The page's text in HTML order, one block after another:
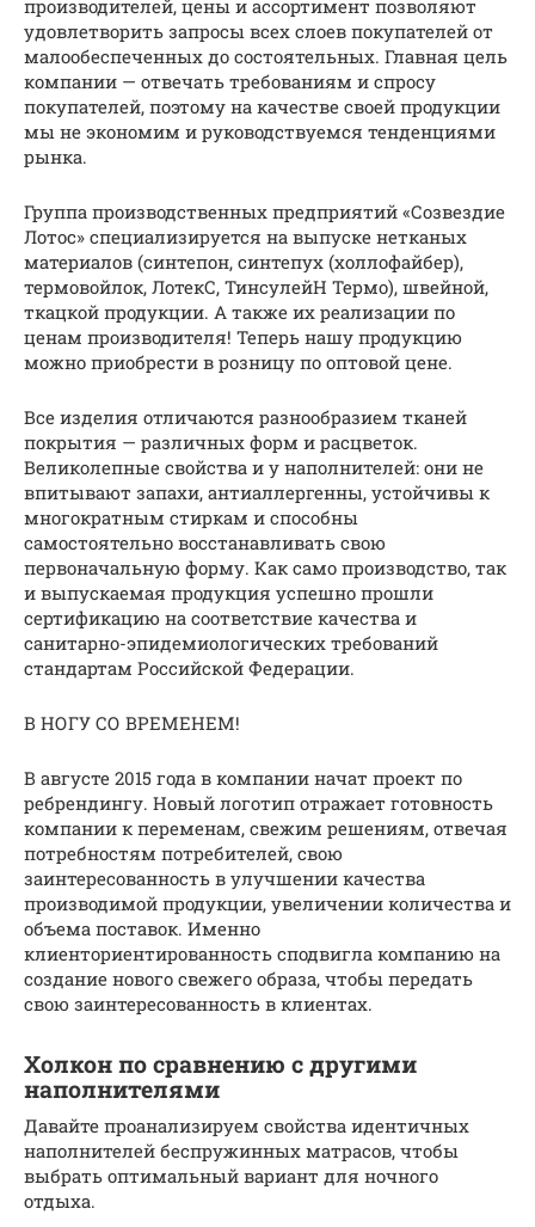
производителей, цены и ассортимент позволяют
удовлетворить запросы всех слоев покупателей от
малообеспеченных до состоятельных. Главная цель
компании — отвечать требованиям и спросу
покупателей, поэтому на качестве своей продукции
мы не экономим и руководствуемся тенденциями
рынка.
Группа производственных предприятий «Созвездие
Лотос» специализируется на выпуске нетканых
материалов (синтепон, синтепух (холлофайбер),
термовойлок, ЛотекС, ТинсулейН Термо), швейной,
ткацкой продукции. А также их реализации по
ценам производителя! Теперь нашу продукцию
можно приобрести в розницу по оптовой цене.
Все изделия отличаются разнообразием тканей
покрытия — различных форм и расцветок.
Великолепные свойства и у наполнителей: они не
впитывают запахи, антиаллергенны, устойчивы к
многократным стиркам и способны
самостоятельно восстанавливать свою
первоначальную форму. Как само производство, так
и выпускаемая продукция успешно прошли
сертификацию на соответствие качества и
санитарно-эпидемиологических требований
стандартам Российской Федерации.
В НОГУ СО ВРЕМЕНЕМ!
В августе 2015 года в компании начат проект по
ребрендингу. Новый логотип отражает готовность
компании к переменам, свежим решениям, отвечая
потребностям потребителей, свою
заинтересованность в улучшении качества
производимой продукции, увеличении количества и
объема поставок. Именно
клиенториентированность сподвигла компанию на
создание нового свежего образа, чтобы передать
свою заинтересованность в клиентах.
Холкон по сравнению с другими
наполнителями
Давайте проанализируем свойства идентичных
наполнителей беспружинных матрасов, чтобы
выбрать оптимальный вариант для ночного
отдыха.